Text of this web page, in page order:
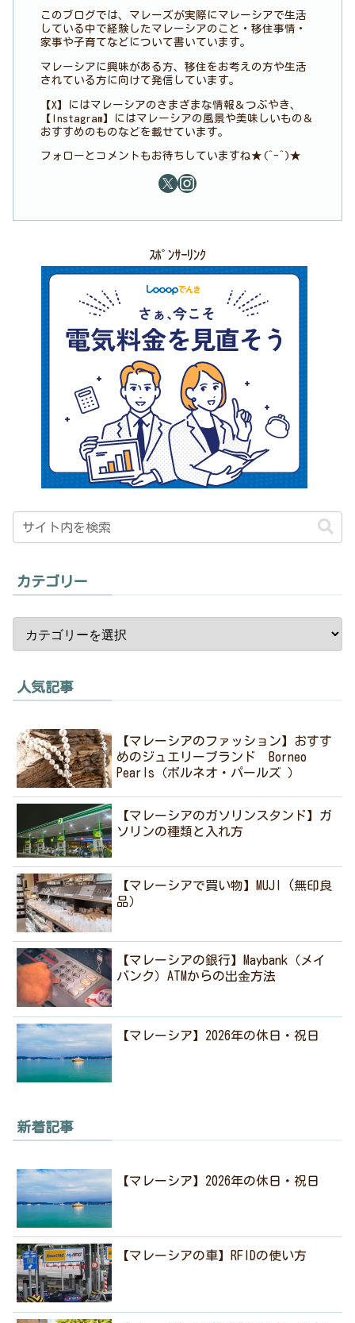
このブログでは、マレーズが実際にマレーシアで生活
している中で経験したマレーシアのこと・移住事情・
家事や子育てなどについて書いています。
マレーシアに興味がある方、移住をお考えの方や生活
されている方に向けて発信しています。
【X】にはマレーシアのさまざまな情報＆つぶやき、
【Instagram】にはマレーシアの風景や美味しいもの＆
おすすめのものなどを載せています。
フォローとコメントもお待ちしていますね★(^-^)★
ｽﾎﾟﾝｻｰﾘﾝｸ
カテゴリー
人気記事
【マレーシアのファッション】おすす
めのジュエリーブランド Borneo
Pearls（ボルネオ・パールズ ）
【マレーシアのガソリンスタンド】ガ
ソリンの種類と入れ方
【マレーシアで買い物】MUJI (無印良
品）
【マレーシアの銀行】Maybank（メイ
バンク）ATMからの出金方法
【マレーシア】2026年の休日・祝日
新着記事
【マレーシア】2026年の休日・祝日
【マレーシアの車】RFIDの使い方